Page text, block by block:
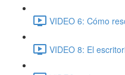
VIDEO 6: Cómo
VIDEO 8: El